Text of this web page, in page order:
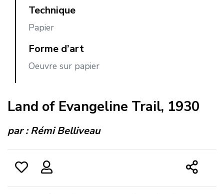
Technique
Papier
Forme d’art
Oeuvre sur papier
Land of Evangeline Trail, 1930
par :Rémi Belliveau